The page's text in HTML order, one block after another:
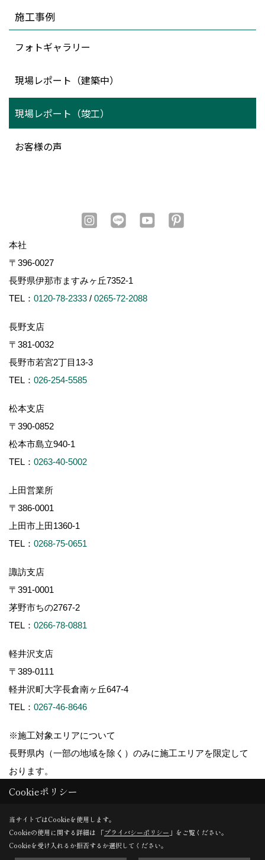
施工事例
フォトギャラリー
現場レポート（建築中）
現場レポート（竣工）
お客様の声
本社
〒396-0027
長野県伊那市ますみヶ丘7352-1
TEL： 0120-78-2333 / 0265-72-2088
長野支店
〒381-0032
長野市若宮2丁目13-3
TEL： 026-254-5585
松本支店
〒390-0852
松本市島立940-1
TEL： 0263-40-5002
上田営業所
〒386-0001
上田市上田1360-1
TEL： 0268-75-0651
諏訪支店
〒391-0001
茅野市ちの2767-2
TEL： 0266-78-0881
軽井沢支店
〒389-0111
軽井沢町大字長倉南ヶ丘647-4
TEL： 0267-46-8646
※施工対象エリアについて
長野県内（一部の地域を除く）のみに施工エリアを限定して
おります。
Copyright (c) ForestCorporation. All Rights Reserved.
Cookieポリシー
当サイトではCookieを使用します。
Cookieの使用に関する詳細は 「プライバシーポリシー 」をご覧ください。
Cookieを受け入れるか拒否するか選択してください。